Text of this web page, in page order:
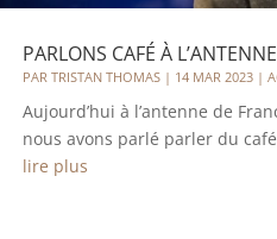
PARLONS CAFÉ À
PAR TRISTAN THOMAS | 14 MAR 2023 |
Aujourd’hui à l’antenne de
nous avons parlé parler du
lire plus